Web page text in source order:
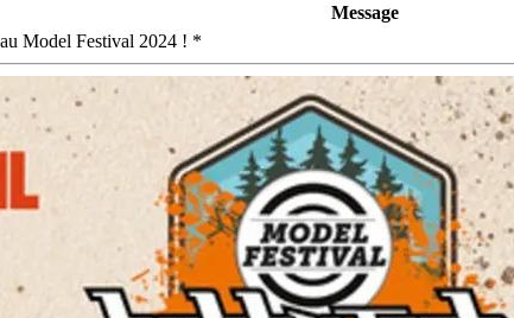
Message
Model Festival 2024 ! *